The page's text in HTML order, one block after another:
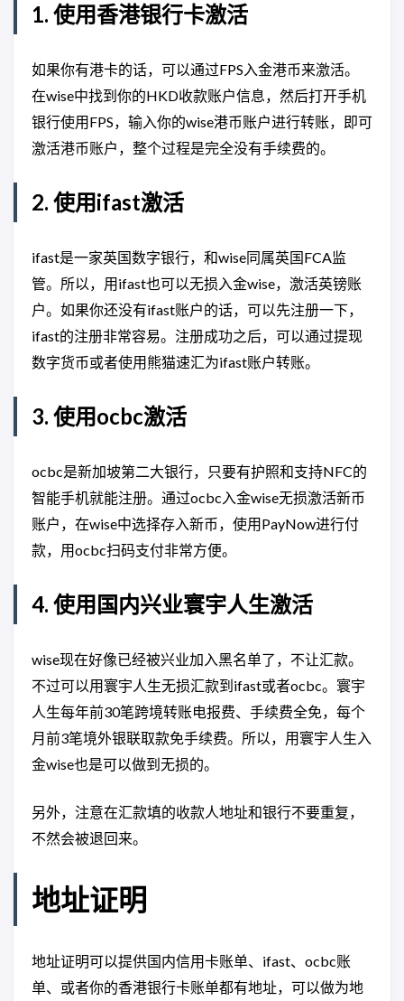
1. 使用香港银行卡激活
如果你有港卡的话，可以通过FPS入金港币来激活。
在wise中找到你的HKD收款账户信息，然后打开手机
银行使用FPS，输入你的wise港币账户进行转账，即可
激活港币账户，整个过程是完全没有手续费的。
2. 使用ifast激活
ifast是一家英国数字银行，和wise同属英国FCA监
管。所以，用ifast也可以无损入金wise，激活英镑账
户。如果你还没有ifast账户的话，可以先注册一下，
ifast的注册非常容易。注册成功之后，可以通过提现
数字货币或者使用熊猫速汇为ifast账户转账。
3. 使用ocbc激活
ocbc是新加坡第二大银行，只要有护照和支持NFC的
智能手机就能注册。通过ocbc入金wise无损激活新币
账户，在wise中选择存入新币，使用PayNow进行付
款，用ocbc扫码支付非常方便。
4. 使用国内兴业寰宇人生激活
wise现在好像已经被兴业加入黑名单了，不让汇款。
不过可以用寰宇人生无损汇款到ifast或者ocbc。寰宇
人生每年前30笔跨境转账电报费、手续费全免，每个
月前3笔境外银联取款免手续费。所以，用寰宇人生入
金wise也是可以做到无损的。
另外，注意在汇款填的收款人地址和银行不要重复，
不然会被退回来。
地址证明
地址证明可以提供国内信用卡账单、ifast、ocbc账
单、或者你的香港银行卡账单都有地址，可以做为地